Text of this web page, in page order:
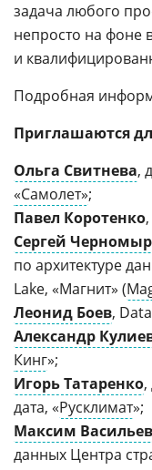
задача любого
непросто на фоне
и
Подробная
Приглашаются
Ольга Свитнева,
«Самолет»;
Павел Коротенко
Сергей
по архитектуре
Lake, «Магнит» (
Леонид Боев,
Александр
Кинг»;
Игорь Татаренко
дата, «Русклимат»;
Максим Васильев
данных Центра